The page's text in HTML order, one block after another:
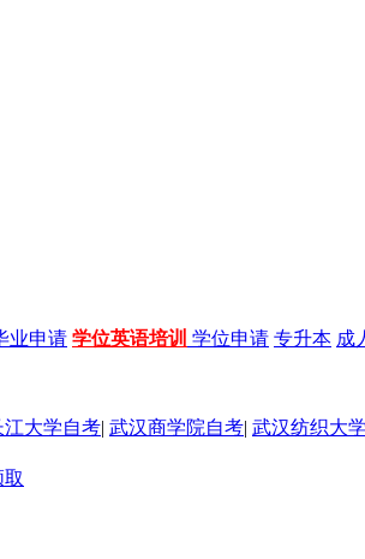
业申请 学位英语培训 学位申请 专升本 成
江大学自考| 武汉商学院自考| 武汉纺织大